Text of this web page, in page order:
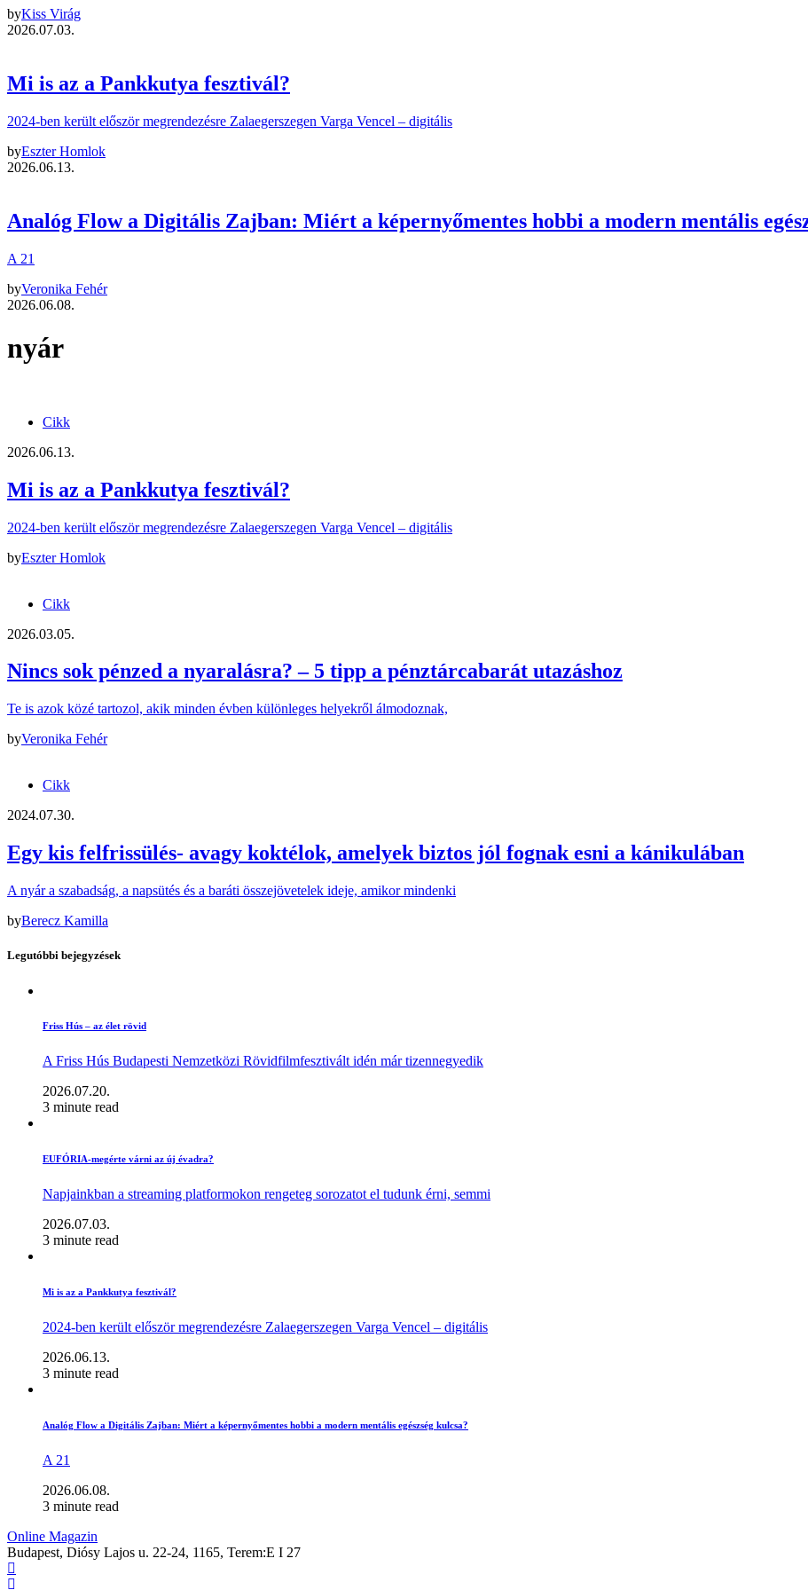
byKiss Virág
2026.07.03.
Mi is az a Pankkutya fesztivál?
2024-ben került először megrendezésre Zalaegerszegen Varga Vencel – digitális
byEszter Homlok
2026.06.13.
Analóg Flow a Digitális Zajban: Miért a képernyőmentes hobbi a modern mentális
A 21
byVeronika Fehér
2026.06.08.
nyár
Cikk
2026.06.13.
Mi is az a Pankkutya fesztivál?
2024-ben került először megrendezésre Zalaegerszegen Varga Vencel – digitális
byEszter Homlok
Cikk
2026.03.05.
Nincs sok pénzed a nyaralásra? – 5 tipp a pénztárcabarát utazáshoz
Te is azok közé tartozol, akik minden évben különleges helyekről álmodoznak,
byVeronika Fehér
Cikk
2024.07.30.
Egy kis felfrissülés- avagy koktélok, amelyek biztos jól fognak esni a kánikulában
A nyár a szabadság, a napsütés és a baráti összejövetelek ideje, amikor mindenki
byBerecz Kamilla
Legutóbbi bejegyzések
Friss Hús – az élet rövid
A Friss Hús Budapesti Nemzetközi Rövidfilmfesztivált idén már tizennegyedik
2026.07.20.
3 minute read
EUFÓRIA-megérte várni az új évadra?
Napjainkban a streaming platformokon rengeteg sorozatot el tudunk érni, semmi
2026.07.03.
3 minute read
Mi is az a Pankkutya fesztivál?
2024-ben került először megrendezésre Zalaegerszegen Varga Vencel – digitális
2026.06.13.
3 minute read
Analóg Flow a Digitális Zajban: Miért a képernyőmentes hobbi a modern mentális egészség kulcsa?
A 21
2026.06.08.
3 minute read
Online Magazin
Budapest, Diósy Lajos u. 22-24, 1165, Terem:E I 27